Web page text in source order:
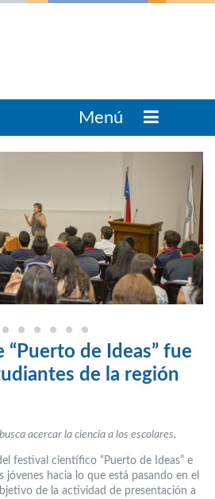
Menú
“Puerto de Ideas” fue
de la región
acercar la ciencia a los escolares.
festival científico “Puerto de Ideas” e
hacia lo que está pasando en el
de la actividad de presentación a